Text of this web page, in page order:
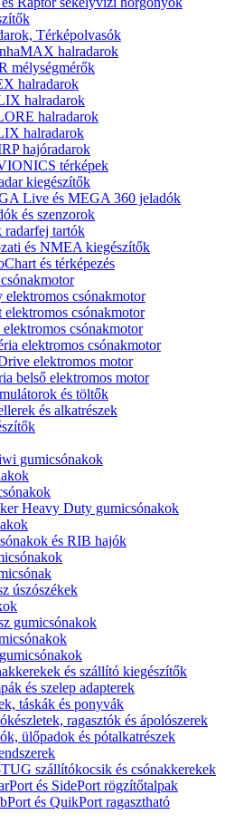
Térképolvasók
halradarok
mélységmérők
halradarok
halradarok
halradarok
halradarok
hajóradarok
térképek
kiegészítők
Live és MEGA 360 jeladók
és szenzorok
radarfej tartók
és NMEA kiegészítők
és térképezés
csónakmotor
csónakmotor
csónakmotor
elektromos csónakmotor
elektromos motor
belső elektromos motor
és töltők
és alkatrészek
gumicsónakok
Heavy Duty gumicsónakok
és RIB hajók
úszószékek
gumicsónakok
és szállító kiegészítők
és szelep adapterek
táskák és ponyvák
ragasztók és ápolószerek
ülőpadok és pótalkatrészek
szállítókocsik és csónakkerekek
és SidePort rögzítőtalpak
és QuikPort ragasztható